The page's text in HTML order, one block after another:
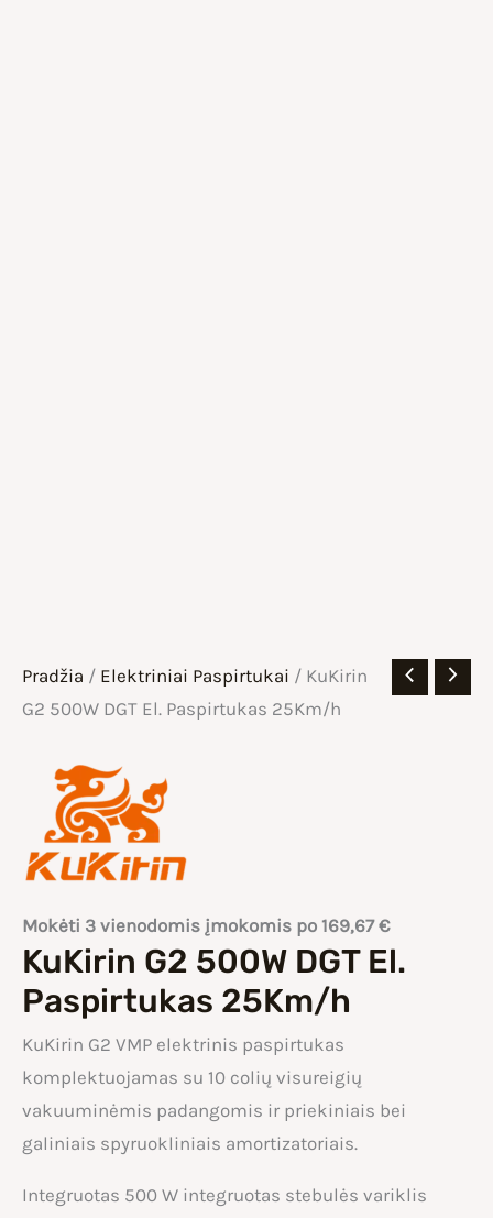
Pradžia / Elektriniai Paspirtukai / KuKirin
G2 500W DGT El. Paspirtukas 25Km/h
Mokėti 3 vienodomis įmokomis po 169,67€
KuKirin G2 500W DGT El.
Paspirtukas 25Km/h
KuKirin G2 VMP elektrinis paspirtukas
komplektuojamas su 10 colių visureigių
vakuuminėmis padangomis ir priekiniais bei
galiniais spyruokliniais amortizatoriais.
Integruotas 500 W integruotas stebulės variklis